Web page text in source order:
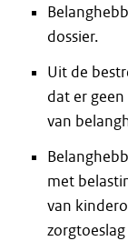
dossier.
Uit de
dat er
van
met
van